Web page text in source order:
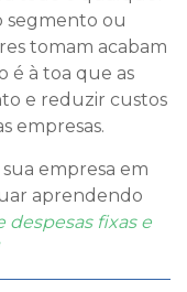
segmento ou
tomam acabam
é à toa que as
e reduzir custos
empresas.
empresa em
aprendendo
despesas fixas e